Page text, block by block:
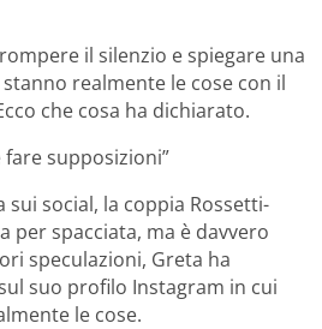
il silenzio e spiegare una
realmente le cose con il
che cosa ha dichiarato.
fare supposizioni”
sui social, la coppia Rossetti-
per spacciata, ma è davvero
speculazioni, Greta ha
suo profilo Instagram in cui
le cose.